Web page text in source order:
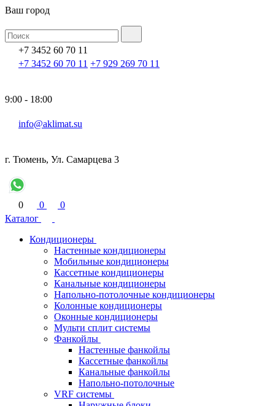
Ваш город
+7 3452 60 70 11
+7 3452 60 70 11 +7 929 269 70 11
9:00 - 18:00
info@aklimat.su
г. Тюмень, Ул. Самарцева 3
0 0
0
Каталог
Кондиционеры
Настенные кондиционеры
Мобильные кондиционеры
Кассетные кондиционеры
Канальные кондиционеры
Напольно-потолочные кондиционеры
Колонные кондиционеры
Оконные кондиционеры
Мульти сплит системы
Фанкойлы
Настенные фанкойлы
Кассетные фанкойлы
Канальные фанкойлы
Напольно-потолочные
VRF системы